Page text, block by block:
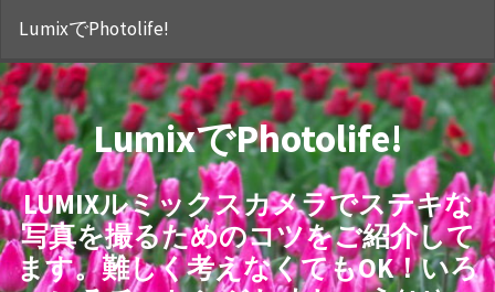
LumixでPhotolife!
LumixでPhotolife!
LUMIXルミックスカメラでステキな
写真を撮るためのコツをご紹介して
ます。難しく考えなくてもOK！いろ